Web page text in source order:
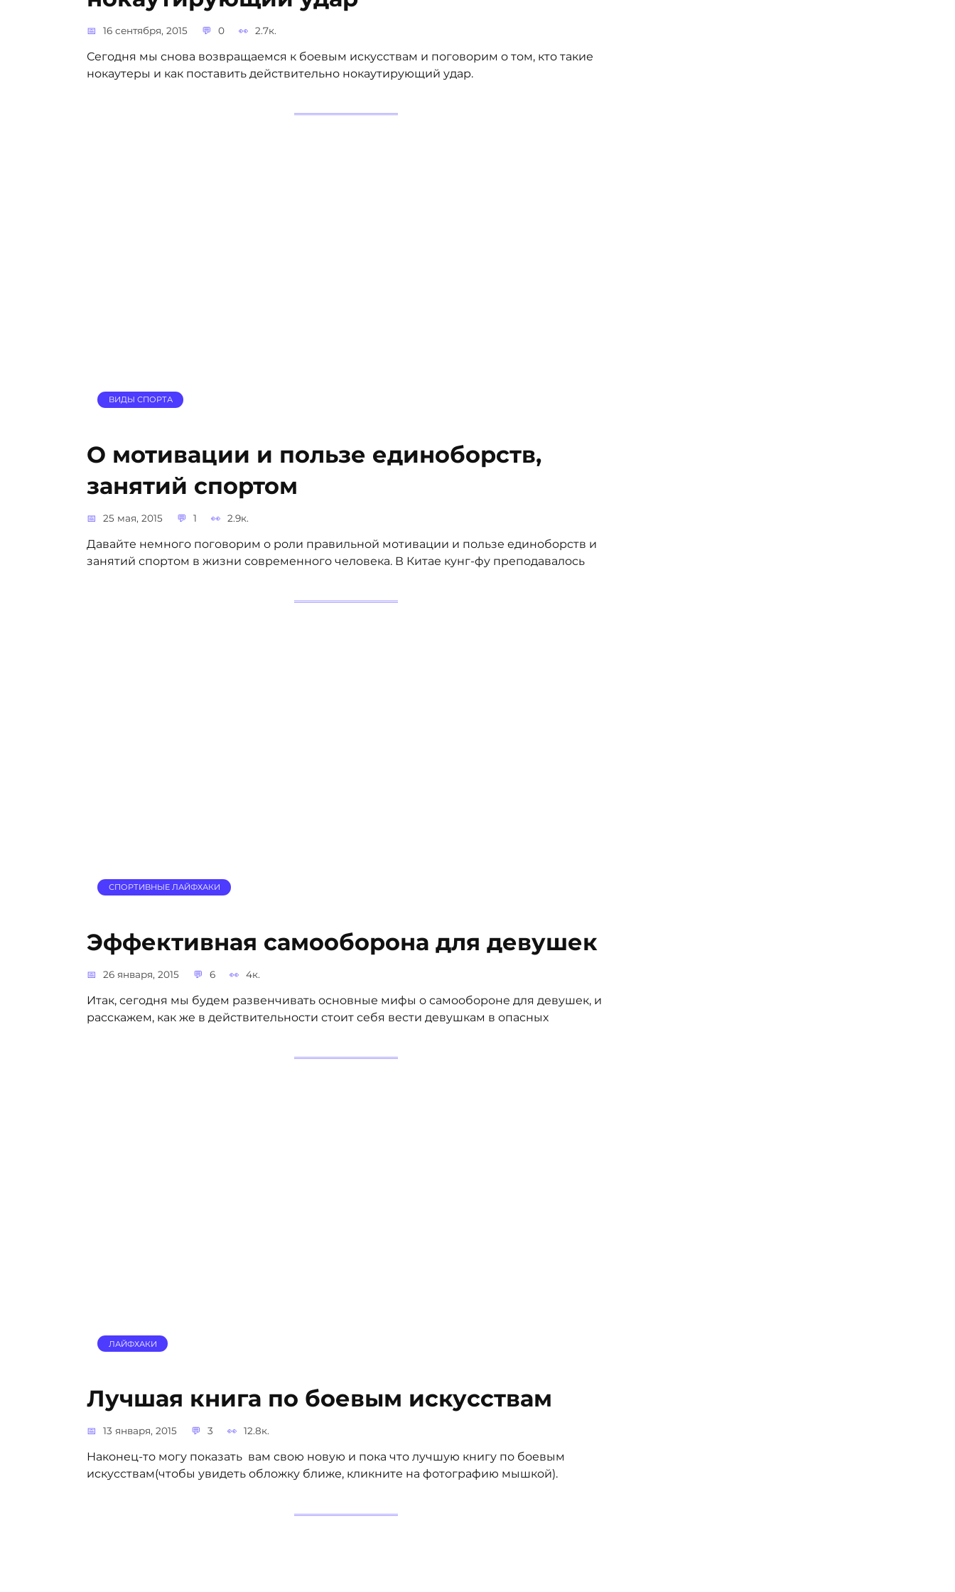
16 сентября, 2015 0 2.7к.
Сегодня мы снова возвращаемся к боевым искусствам и поговорим о том, кто такие
нокаутеры и как поставить действительно нокаутирующий удар.
ВИДЫ СПОРТА
О мотивации и пользе единоборств,
занятий спортом
25 мая, 2015 1 2.9к.
Давайте немного поговорим о роли правильной мотивации и пользе единоборств и
занятий спортом в жизни современного человека. В Китае кунг-фу преподавалось
СПОРТИВНЫЕ ЛАЙФХАКИ
Эффективная самооборона для девушек
26 января, 2015 6 4к.
Итак, сегодня мы будем развенчивать основные мифы о самообороне для девушек, и
расскажем, как же в действительности стоит себя вести девушкам в опасных
ЛАЙФХАКИ
Лучшая книга по боевым искусствам
13 января, 2015 3 12.8к.
Наконец-то могу показать вам свою новую и пока что лучшую книгу по боевым
искусствам(чтобы увидеть обложку ближе, кликните на фотографию мышкой).